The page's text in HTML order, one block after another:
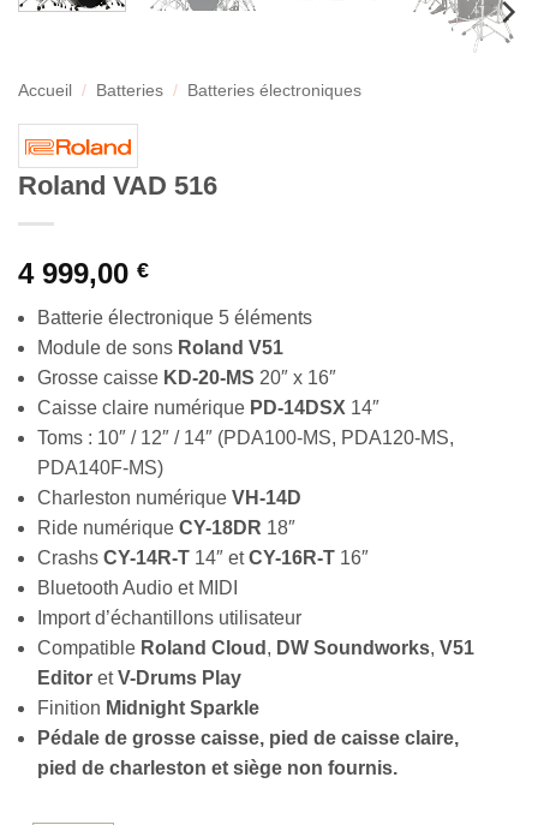
Accueil / Batteries / Batteries électroniques
Roland VAD 516
4 999,00 €
Batterie électronique 5 éléments
Module de sons Roland V51
Grosse caisse KD-20-MS 20″ x 16″
Caisse claire numérique PD-14DSX 14″
Toms : 10″ / 12″ / 14″ (PDA100-MS, PDA120-MS,
PDA140F-MS)
Charleston numérique VH-14D
Ride numérique CY-18DR 18″
Crashs CY-14R-T 14″ etCY-16R-T 16″
Bluetooth Audio et MIDI
Import d’échantillons utilisateur
Compatible Roland Cloud , DW Soundworks, V51
Editor etV-Drums Play
Finition Midnight Sparkle
Pédale de grosse caisse, pied de caisse claire,
pied de charleston et siège non fournis.